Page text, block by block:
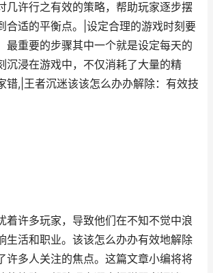
几许行之有效的策略，帮助玩家逐步摆
合适的平衡点。|设定合理的游戏时刻要
最重要的步骤其中一个就是设定每天的
沉浸在游戏中，不仅消耗了大量的精
错,|王者沉迷该该怎么办办解除：有效技
着许多玩家，导致他们在不知不觉中浪
生活和职业。该该怎么办办有效地解除
许多人关注的焦点。这篇文章小编将将